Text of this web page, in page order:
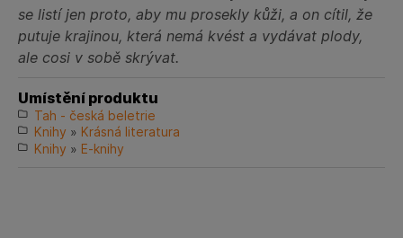
se listí jen proto, aby mu prosekly kůži, a on cítil, že
putuje krajinou, která nemá kvést a vydávat plody,
ale cosi v sobě skrývat.
Umístění produktu
Tah - česká beletrie
Knihy » Krásná literatura
Knihy » E-knihy